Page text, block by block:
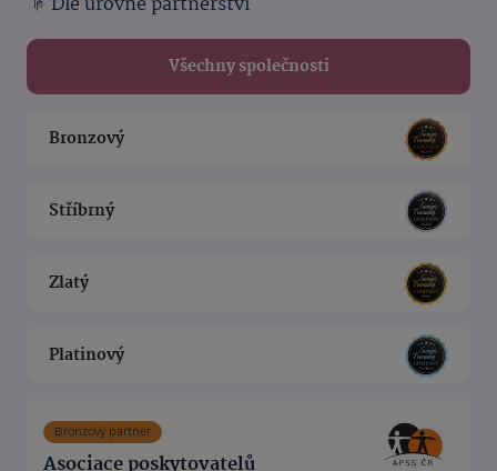
Všechny společnosti
Bronzový
Stříbrný
Zlatý
Platinový
Bronzový partner